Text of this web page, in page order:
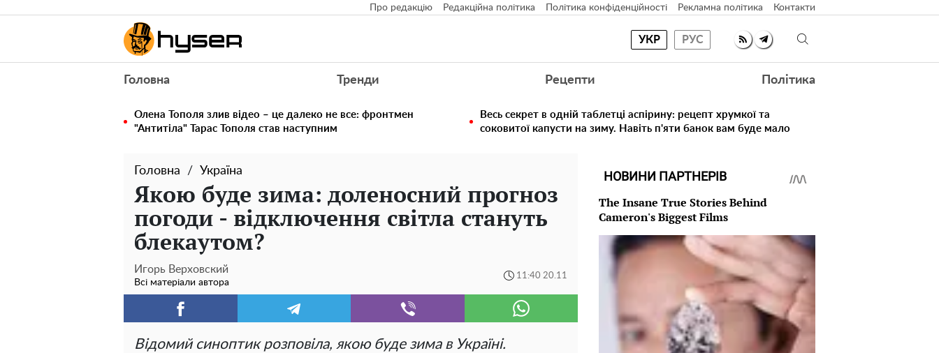
Про редакцію Редакційна політика Політика конфіденційності Рекламна політика Контакти
УКР РУС
Головна Тренди Рецепти Політика
Олена Тополя злив відео – це далеко не все: фронтмен
"Антитіла" Тарас Тополя став наступним
Весь секрет в одній таблетці аспірину: рецепт хрумкої та
соковитої капусти на зиму. Навіть п'яти банок вам буде мало
Головна Україна
Якою буде зима: доленосний прогноз
погоди - відключення світла стануть
блекаутом?
Игорь Верховский
Всі матеріали автора
11:40 20.11
Відомий синоптик розповіла, якою буде зима в Україні.
НОВИНИ ПАРТНЕРІВ
The Insane True Stories Behind
Cameron's Biggest Films